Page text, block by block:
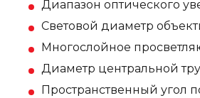
Диапазон оптического
Световой диаметр
Многослойное
Диаметр центральной
Пространственный угол